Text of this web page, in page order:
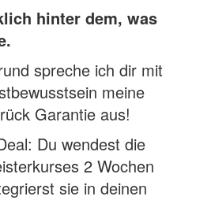
hinter dem, was
spreche ich dir mit
meine
Garantie aus!
Du wendest die
2 Wochen
sie in deinen